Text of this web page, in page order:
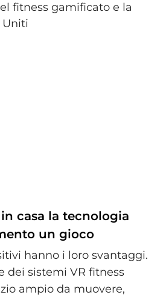
casa la tecnologia
un gioco
hanno i loro svantaggi.
dei sistemi VR fitness
ampio da muovere,